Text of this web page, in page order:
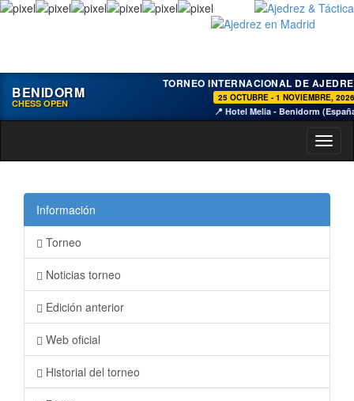
BENIDORM
CHESS OPEN
TORNEO INTERNACIONAL DE
25 OCTUBRE - 1 NOVIEMBRE, 2026
📍 Hotel Melia - Benidorm
Información
Torneo
Noticias torneo
Edición anterior
Web oficial
Historial del torneo